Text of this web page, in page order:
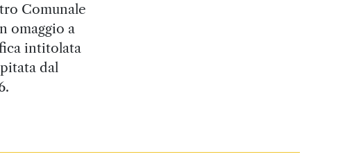
Comunale
omaggio a
intitolata
dal